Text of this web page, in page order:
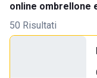
online ombrellone
50 Risultati